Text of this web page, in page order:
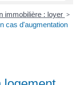
immobilière : loyer >
cas d'augmentation